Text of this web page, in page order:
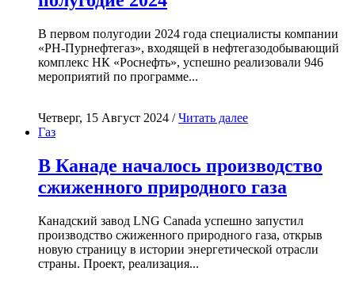
В первом полугодии 2024 года специалисты компании
«РН-Пурнефтегаз», входящей в нефтегазодобывающий
комплекс НК «Роснефть», успешно реализовали 946
мероприятий по программе...
Четверг, 15 Август 2024 /Читать далее
Газ
В Канаде началось производство
сжиженного природного газа
Канадский завод LNG Canada успешно запустил
производство сжиженного природного газа, открыв
новую страницу в истории энергетической отрасли
страны. Проект, реализация...